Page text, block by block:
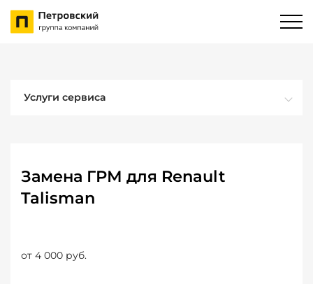
Услуги сервиса
Замена ГРМ для Renault
Talisman
от 4 000 руб.